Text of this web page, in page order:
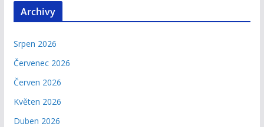
Archivy
Srpen 2026
Červenec 2026
Červen 2026
Květen 2026
Duben 2026